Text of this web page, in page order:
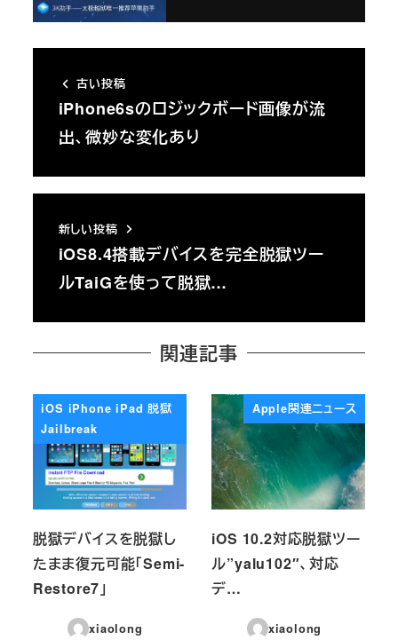
古い投稿
iPhone6sのロジックボード画像が流
出、微妙な変化あり
新しい投稿
iOS8.4搭載デバイスを完全脱獄ツー
ルTaiGを使って脱獄…
関連記事
iOS iPhone iPad 脱獄
Jailbreak
脱獄デバイスを脱獄し
たまま復元可能「Semi-
Restore7」
xiaolong
Apple関連ニュース
iOS 10.2対応脱獄ツー
ル”yalu102″、対応
デ…
xiaolong